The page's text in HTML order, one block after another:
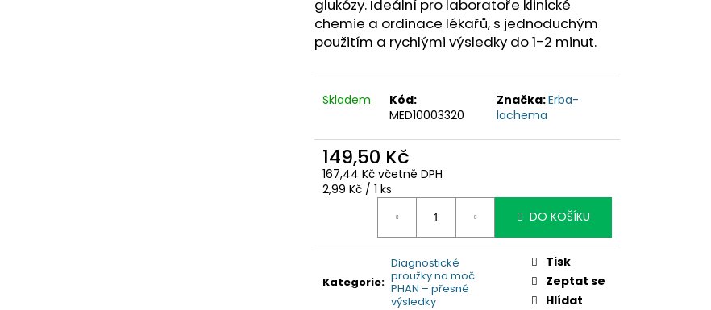
glukózy. Ideální pro laboratoře klinické
chemie a ordinace lékařů, s jednoduchým
použitím a rychlými výsledky do 1-2 minut.
Skladem
Kód:
MED10003320
Značka:Erba-
lachema
149,50 Kč
167,44 Kč včetně DPH
Měrná
2,99 Kč / 1 ks
DO KOŠÍKU
Kategorie:
Diagnostické
proužky na moč
PHAN – přesné
výsledky
Tisk
Zeptat se
Hlídat